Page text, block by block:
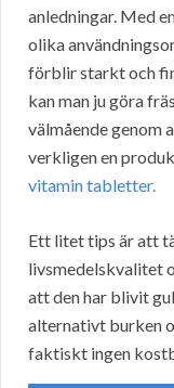
anledningar. Med
olika
förblir starkt och
kan man ju göra
välmående genom
verkligen en
vitamin tabletter.
Ett litet tips är att
livsmedelskvalitet
att den har blivit
alternativt burken
faktiskt ingen